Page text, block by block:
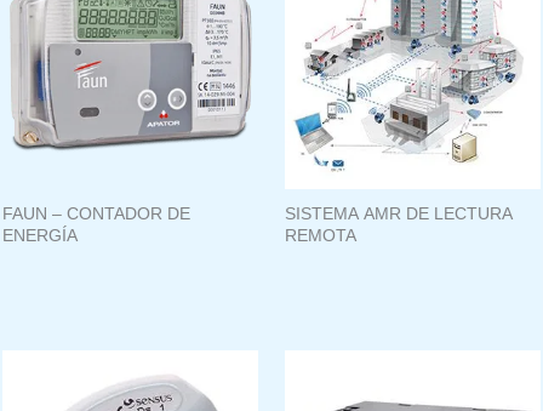
FAUN – CONTADOR DE
ENERGÍA
SISTEMA AMR DE LECTURA
REMOTA